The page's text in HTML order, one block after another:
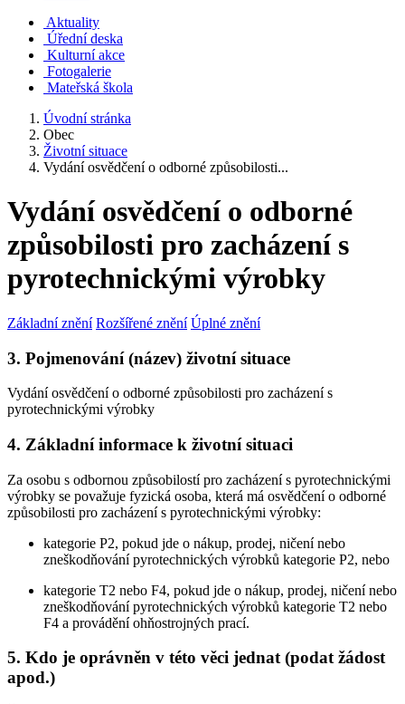
Aktuality
Úřední deska
Kulturní akce
Fotogalerie
Mateřská škola
Úvodní stránka
Obec
Životní situace
Vydání osvědčení o odborné způsobilosti...
Vydání osvědčení o odborné
způsobilosti pro zacházení s
pyrotechnickými výrobky
Základní znění Rozšířené znění Úplné znění
3. Pojmenování (název) životní situace
Vydání osvědčení o odborné způsobilosti pro zacházení s
pyrotechnickými výrobky
4. Základní informace k životní situaci
Za osobu s odbornou způsobilostí pro zacházení s pyrotechnickými
výrobky se považuje fyzická osoba, která má osvědčení o odborné
způsobilosti pro zacházení s pyrotechnickými výrobky:
kategorie P2, pokud jde o nákup, prodej, ničení nebo
zneškodňování pyrotechnických výrobků kategorie P2, nebo
kategorie T2 nebo F4, pokud jde o nákup, prodej, ničení nebo
zneškodňování pyrotechnických výrobků kategorie T2 nebo
F4 a provádění ohňostrojných prací.
5. Kdo je oprávněn v této věci jednat (podat žádost
apod.)